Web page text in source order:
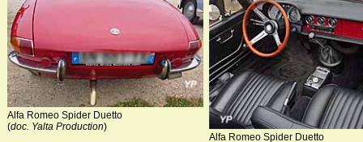
Alfa Romeo Spider Duetto
(doc. Yalta Production)
Alfa Romeo Spider Duetto